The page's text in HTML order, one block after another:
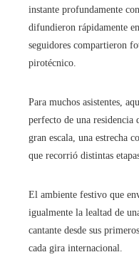
instante profundamente
difundieron rápidamente
seguidores compartieron
pirotécnico.
Para muchos asistentes,
perfecto de una
gran escala, una estrecha
que recorrió distintas
El ambiente festivo que
igualmente la lealtad de
cantante desde sus
cada gira internacional.